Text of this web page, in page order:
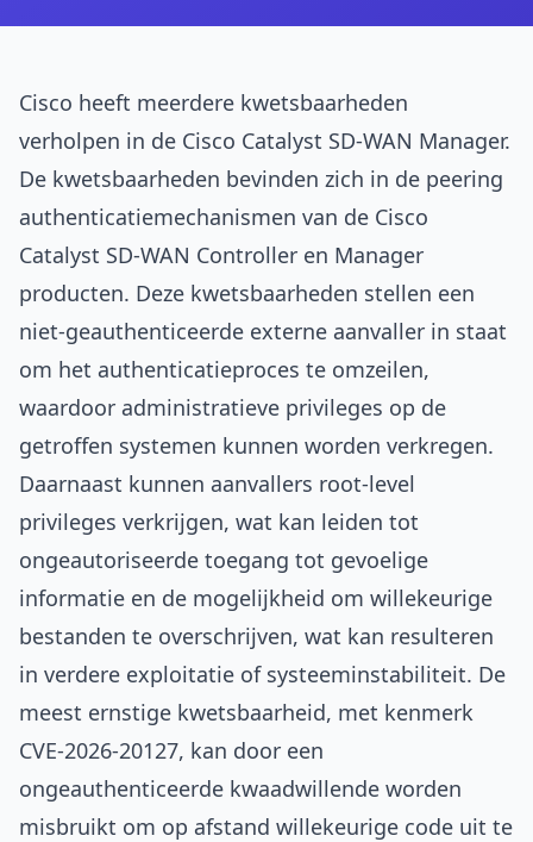
Cisco heeft meerdere kwetsbaarheden
verholpen in de Cisco Catalyst SD-WAN Manager.
De kwetsbaarheden bevinden zich in de peering
authenticatiemechanismen van de Cisco
Catalyst SD-WAN Controller en Manager
producten. Deze kwetsbaarheden stellen een
niet-geauthenticeerde externe aanvaller in staat
om het authenticatieproces te omzeilen,
waardoor administratieve privileges op de
getroffen systemen kunnen worden verkregen.
Daarnaast kunnen aanvallers root-level
privileges verkrijgen, wat kan leiden tot
ongeautoriseerde toegang tot gevoelige
informatie en de mogelijkheid om willekeurige
bestanden te overschrijven, wat kan resulteren
in verdere exploitatie of systeeminstabiliteit. De
meest ernstige kwetsbaarheid, met kenmerk
CVE-2026-20127, kan door een
ongeauthenticeerde kwaadwillende worden
misbruikt om op afstand willekeurige code uit te